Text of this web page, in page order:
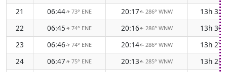
21
06:44↑73° ENE 20:17↑ 286° WNW
13h
22
06:45↑ 74° ENE 20:16↑ 286° WNW
13h
23
06:46↑ 74° ENE 20:14↑ 286° WNW
13h
24
06:47↑ 75° ENE 20:13↑ 285° WNW
13h